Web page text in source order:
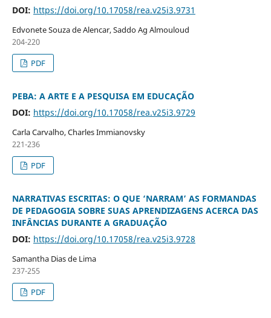
DOI: https://doi.org/10.17058/rea.v25i3.9731
Edvonete Souza de Alencar, Saddo Ag Almouloud
204-220
PDF
PEBA: A ARTE E A PESQUISA EM EDUCAÇÃO
DOI: https://doi.org/10.17058/rea.v25i3.9729
Carla Carvalho, Charles Immianovsky
221-236
PDF
NARRATIVAS ESCRITAS: O QUE ‘NARRAM’ AS FORMANDAS
DE PEDAGOGIA SOBRE SUAS APRENDIZAGENS ACERCA DAS
INFÂNCIAS DURANTE A GRADUAÇÃO
DOI: https://doi.org/10.17058/rea.v25i3.9728
Samantha Dias de Lima
237-255
PDF